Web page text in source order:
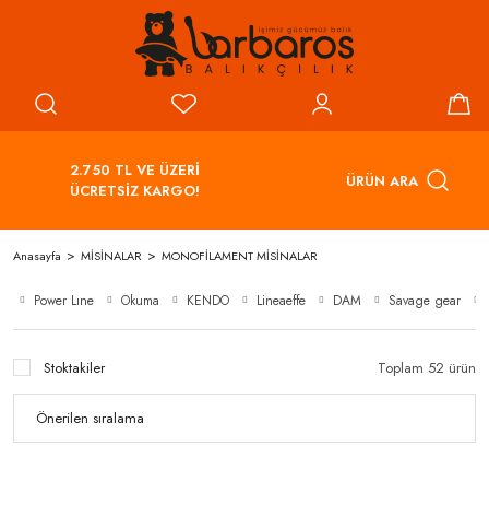
2.750 TL VE ÜZERİ
ÜCRETSİZ KARGO!
ÜRÜN ARA
Anasayfa MİSİNALAR MONOFİLAMENT MİSİNALAR
Power Lıne Okuma KENDO Lineaeffe DAM Savage gear
Stoktakiler Toplam 52 ürün